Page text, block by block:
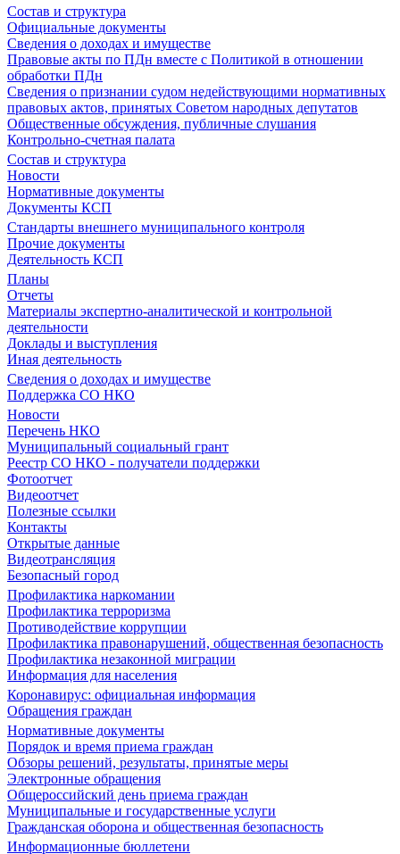
Состав и структура
Официальные документы
Сведения о доходах и имуществе
Правовые акты по ПДн вместе с Политикой в отношении
обработки ПДн
Сведения о признании судом недействующими нормативных
правовых актов, принятых Советом народных депутатов
Общественные обсуждения, публичные слушания
Контрольно-счетная палата
Состав и структура
Новости
Нормативные документы
Документы КСП
Стандарты внешнего муниципального контроля
Прочие документы
Деятельность КСП
Планы
Отчеты
Материалы экспертно-аналитической и контрольной
деятельности
Доклады и выступления
Иная деятельность
Сведения о доходах и имуществе
Поддержка СО НКО
Новости
Перечень НКО
Муниципальный социальный грант
Реестр СО НКО - получатели поддержки
Фотоотчет
Видеоотчет
Полезные ссылки
Контакты
Открытые данные
Видеотрансляция
Безопасный город
Профилактика наркомании
Профилактика терроризма
Противодействие коррупции
Профилактика правонарушений, общественная безопасность
Профилактика незаконной миграции
Информация для населения
Коронавирус: официальная информация
Обращения граждан
Нормативные документы
Порядок и время приема граждан
Обзоры решений, результаты, принятые меры
Электронные обращения
Общероссийский день приема граждан
Муниципальные и государственные услуги
Гражданская оборона и общественная безопасность
Информационные бюллетени